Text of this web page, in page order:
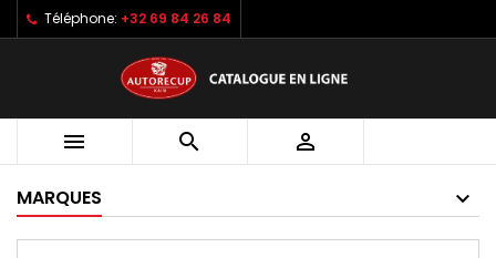
Téléphone: +32 69 84 26 84
  
MARQUES